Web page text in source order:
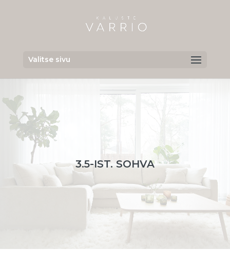
Valitse sivu
3.5-IST. SOHVA